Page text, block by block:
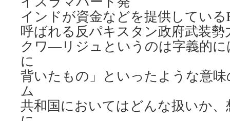
インドが資金などを提供している
呼ばれる反パキスタン政府武装勢
クワ―リジュというのは字義的
に
背いたもの」といったような意
ム
共和国においてはどんな扱いか